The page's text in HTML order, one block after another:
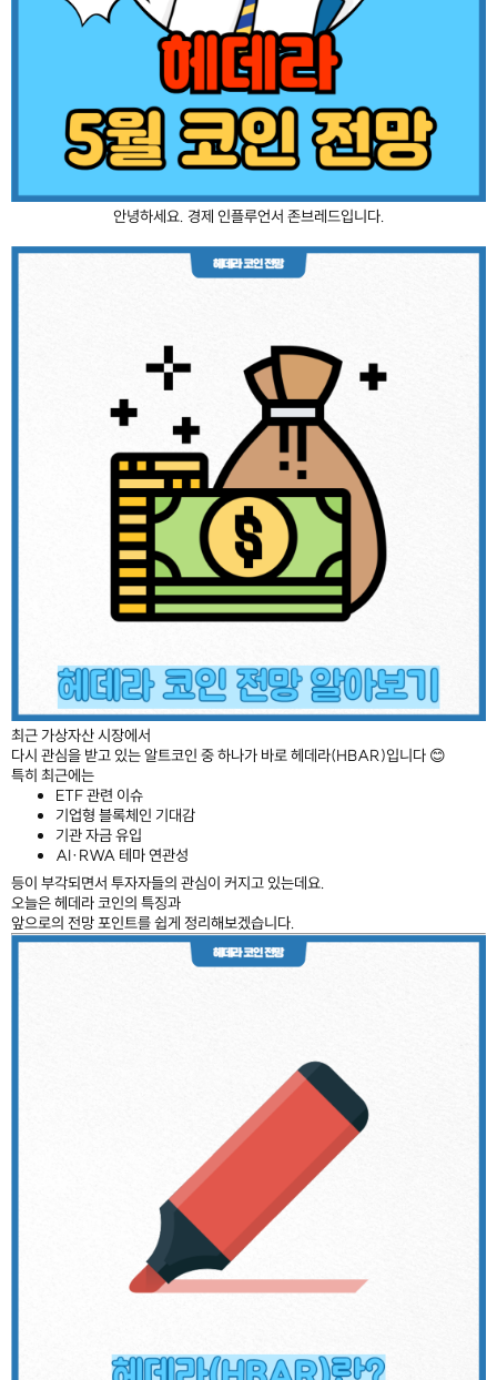
안녕하세요. 경제 인플루언서 존브레드입니다.
최근 가상자산 시장에서
다시 관심을 받고 있는 알트코인 중 하나가 바로 헤데라(HBAR)입니다 😊
특히 최근에는
ETF 관련 이슈
기업형 블록체인 기대감
기관 자금 유입
AI·RWA 테마 연관성
등이 부각되면서 투자자들의 관심이 커지고 있는데요.
오늘은 헤데라 코인의 특징과
앞으로의 전망 포인트를 쉽게 정리해보겠습니다.